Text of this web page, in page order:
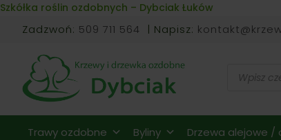
Skip to content
Szkółka roślin ozdobnych – Dybciak Łuków
Zadzwoń: 509 711 564 | Napisz:
Trawy ozdobne Byliny Drzewa alejowe /